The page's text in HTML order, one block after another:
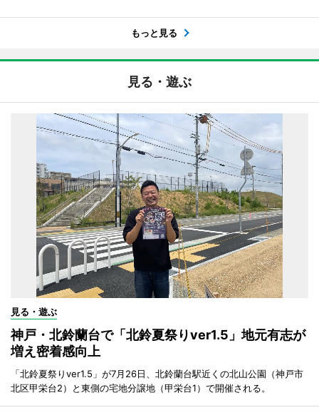
もっと見る
見る・遊ぶ
見る・遊ぶ
神戸・北鈴蘭台で「北鈴夏祭りver1.5」地元有志が
増え密着感向上
「北鈴夏祭りver1.5」が7月26日、北鈴蘭台駅近くの北山公園（神戸市
北区甲栄台2）と東側の宅地分譲地（甲栄台1）で開催される。